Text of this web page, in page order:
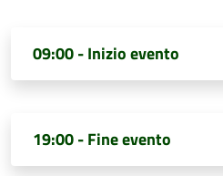
09:00 - Inizio evento
19:00 - Fine evento